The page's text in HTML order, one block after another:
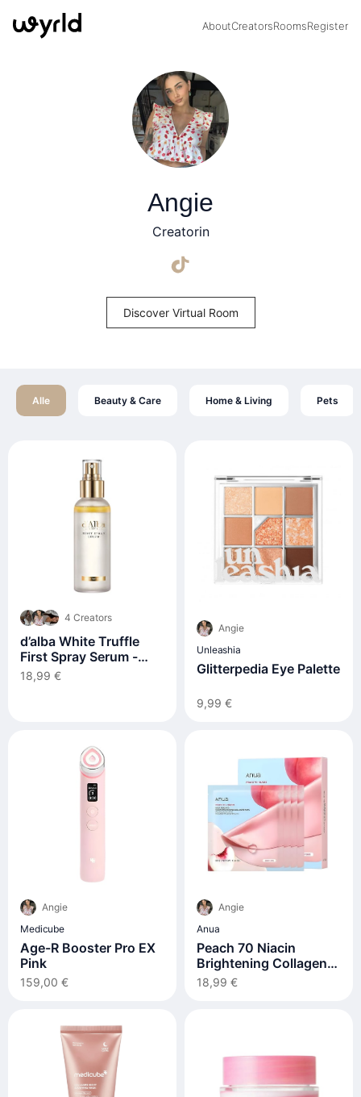
AboutCreatorsRoomsRegister
Angie
Creatorin
Discover Virtual Room
Alle Beauty & Care Home & Living Pets
4 Creators
d’alba White Truffle
First Spray Serum -
100ml
18,99 €
Angie
Unleashia
Glitterpedia Eye Palette
9,99 €
Angie
Medicube
Age-R Booster Pro EX
Pink
159,00 €
Angie
Anua
Peach 70 Niacin
Brightening Collagen
Mask
18,99 €